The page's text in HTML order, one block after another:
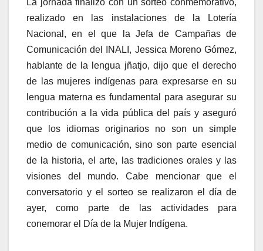
realizado en las instalaciones de la Lotería
Nacional, en el que la Jefa de Campañas de
Comunicación del INALI, Jessica Moreno Gómez,
hablante de la lengua jñatjo, dijo que el derecho
de las mujeres indígenas para expresarse en su
lengua materna es fundamental para asegurar su
contribución a la vida pública del país y aseguró
que los idiomas originarios no son un simple
medio de comunicación, sino son parte esencial
de la historia, el arte, las tradiciones orales y las
visiones del mundo. Cabe mencionar que el
conversatorio y el sorteo se realizaron el día de
ayer, como parte de las actividades para
conemorar el Día de la Mujer Indígena.